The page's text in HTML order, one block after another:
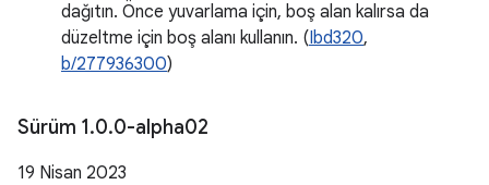
dağıtın. Önce yuvarlama için, boş alan kalırsa da
düzeltme için boş alanı kullanın. (Ibd320,
b/277936300)
Sürüm 1.0.0-alpha02
19 Nisan 2023